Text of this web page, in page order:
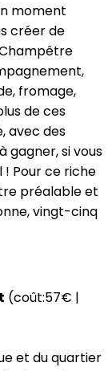
moment
créer de
fromage,
de ces
avec des
gagner, si vous
! Pour ce riche
préalable et
vingt-cinq
(coût:57€ |
et du quartier